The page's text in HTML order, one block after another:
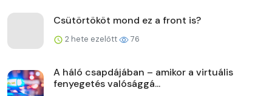
Csütörtököt mond ez a front is?
2 hete ezelőtt 76
A háló csapdájában – amikor a virtuális
fenyegetés valósággá...